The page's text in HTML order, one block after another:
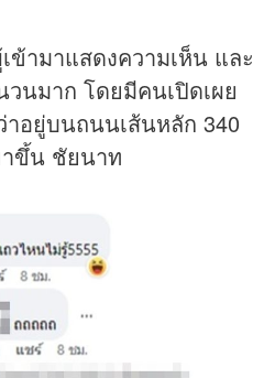
ข้ามาแสดงความเห็น และ
นมาก โดยมีคนเปิดเผย
อยู่บนถนนเส้นหลัก 340
ขึ้น ชัยนาท